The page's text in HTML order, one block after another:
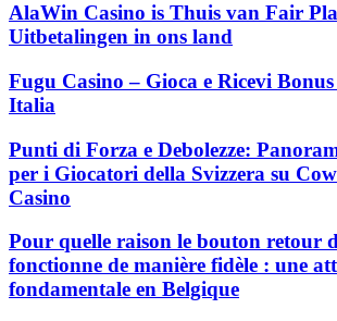
AlaWin Casino is Thuis van Fair
Uitbetalingen in ons land
Fugu Casino – Gioca e Ricevi
Italia
Punti di Forza e Debolezze:
per i Giocatori della Svizzera su
Casino
Pour quelle raison le bouton retour
fonctionne de manière fidèle : une
fondamentale en Belgique